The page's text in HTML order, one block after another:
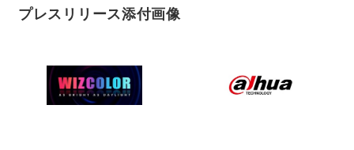
プレスリリース添付画像